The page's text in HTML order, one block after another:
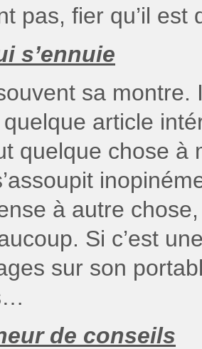
pas, fier qu’il
s’ennuie
sa
article
quelque chose
à autre
Si c’est
sur son
de conseils